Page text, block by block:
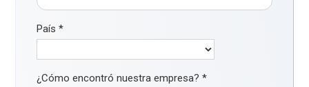
País*
¿Cómo encontró nuestra empresa?*